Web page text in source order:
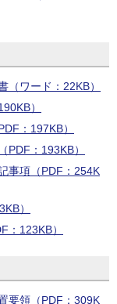
（ワード：22KB）
）
：197KB）
PDF：193KB）
事項（PDF：254K
）
：123KB）
要領（PDF：309K